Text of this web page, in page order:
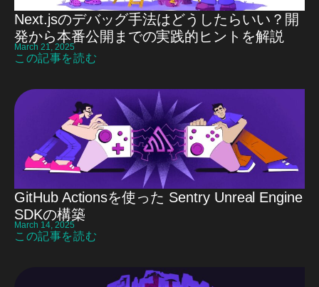
Next.jsのデバッグ手法はどうしたらいい？開
発から本番公開までの実践的ヒントを解説
March 21, 2025
この記事を読む
GitHub Actionsを使った Sentry Unreal Engine
SDKの構築
March 14, 2025
この記事を読む